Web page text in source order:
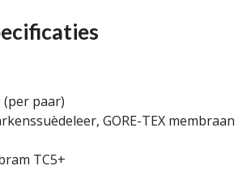
(per paar)
GORE-TEX membraan
TC5+